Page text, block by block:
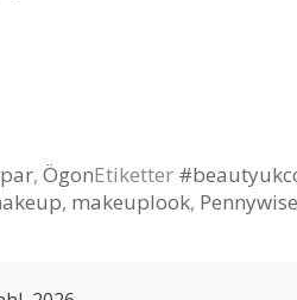
, ÖgonEtiketter
, makeuplook, Pennywise